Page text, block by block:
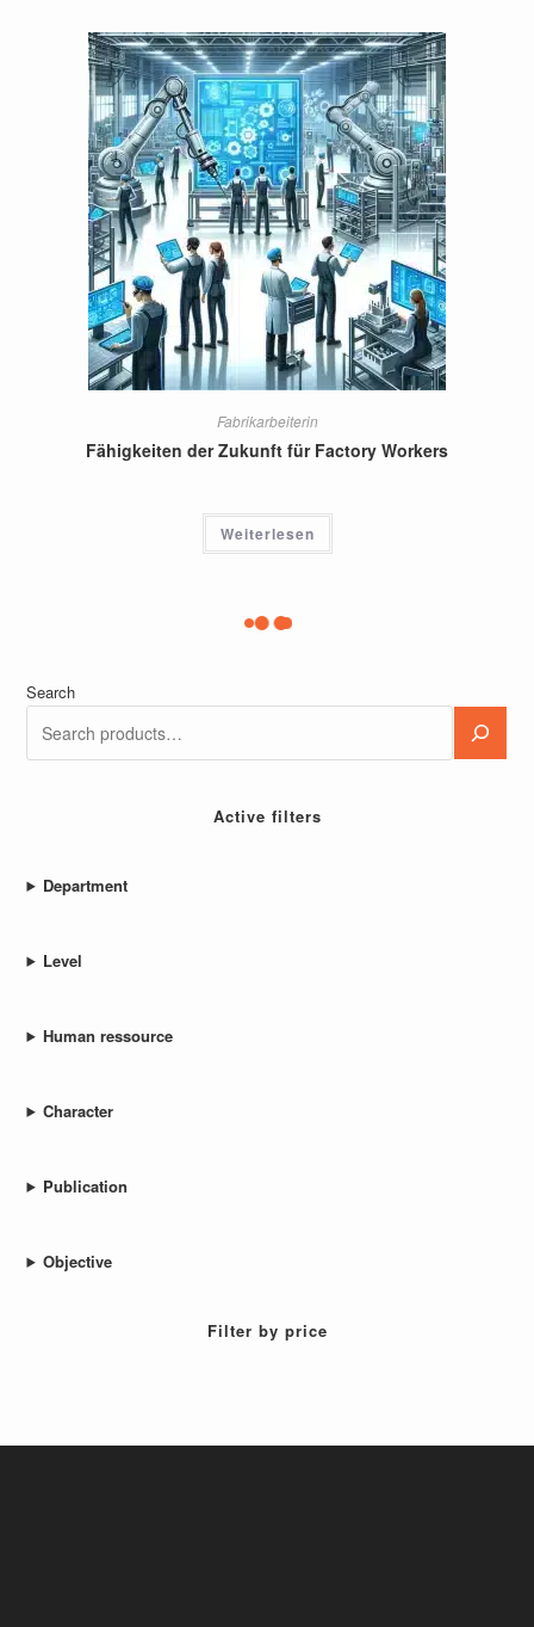
Fabrikarbeiterin
Fähigkeiten der Zukunft für Factory Workers
Weiterlesen